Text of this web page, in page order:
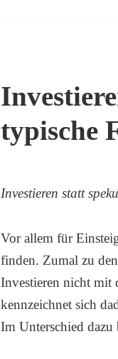
typische
Investieren statt
Vor allem für
finden. Zumal zu
Investieren nicht mit
kennzeichnet sich
Im Unterschied